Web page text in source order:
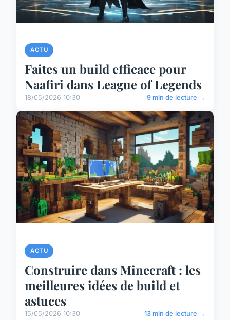
ACTU
Faites un build efficace pour
Naafiri dans League of Legends
18/05/2026 10:30 9 min de lecture →
ACTU
Construire dans Minecraft : les
meilleures idées de build et
astuces
15/05/2026 10:30 13 min de lecture →